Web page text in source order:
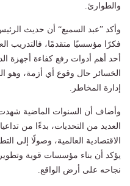
والطوارئ.
وأكد ”عبد السميع“ أن حديث
فكرًا مؤسسيًا متقدمًا، فالتدريب
أحد أهم أدوات رفع كفاءة أجهزة
الخسائر حال وقوع أي أزمة، وهو
إدارة المخاطر.
وأضاف أن السنوات الماضية شهدت
العديد من التحديات، بدءًا من
الاقتصادية العالمية، وصولًا إلى
يؤكد أن بناء مؤسسات قوية وتطوير
نجاحه على أرض الواقع.